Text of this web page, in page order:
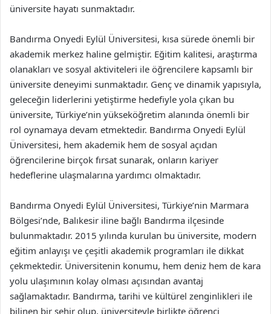
üniversite hayatı sunmaktadır.
Bandırma Onyedi Eylül Üniversitesi, kısa sürede önemli bir
akademik merkez haline gelmiştir. Eğitim kalitesi, araştırma
olanakları ve sosyal aktiviteleri ile öğrencilere kapsamlı bir
üniversite deneyimi sunmaktadır. Genç ve dinamik yapısıyla,
geleceğin liderlerini yetiştirme hedefiyle yola çıkan bu
üniversite, Türkiye’nin yükseköğretim alanında önemli bir
rol oynamaya devam etmektedir. Bandırma Onyedi Eylül
Üniversitesi, hem akademik hem de sosyal açıdan
öğrencilerine birçok fırsat sunarak, onların kariyer
hedeflerine ulaşmalarına yardımcı olmaktadır.
Bandırma Onyedi Eylül Üniversitesi, Türkiye’nin Marmara
Bölgesi’nde, Balıkesir iline bağlı Bandırma ilçesinde
bulunmaktadır. 2015 yılında kurulan bu üniversite, modern
eğitim anlayışı ve çeşitli akademik programları ile dikkat
çekmektedir. Üniversitenin konumu, hem deniz hem de kara
yolu ulaşımının kolay olması açısından avantaj
sağlamaktadır. Bandırma, tarihi ve kültürel zenginlikleri ile
bilinen bir şehir olup, üniversiteyle birlikte öğrenci